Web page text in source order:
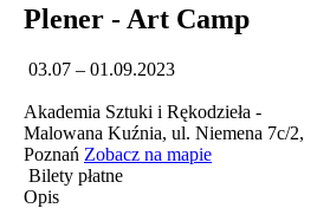
Plener - Art Camp
03.07 – 01.09.2023
Akademia Sztuki i Rękodzieła -
Malowana Kuźnia, ul. Niemena 7c/2,
Poznań Zobacz na mapie
Bilety płatne
Opis